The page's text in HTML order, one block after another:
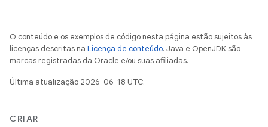
O conteúdo e os exemplos de código nesta página estão sujeitos às
licenças descritas na Licença de conteúdo. Java e OpenJDK são
marcas registradas da Oracle e/ou suas afiliadas.
Última atualização 2026-06-18 UTC.
CRIAR